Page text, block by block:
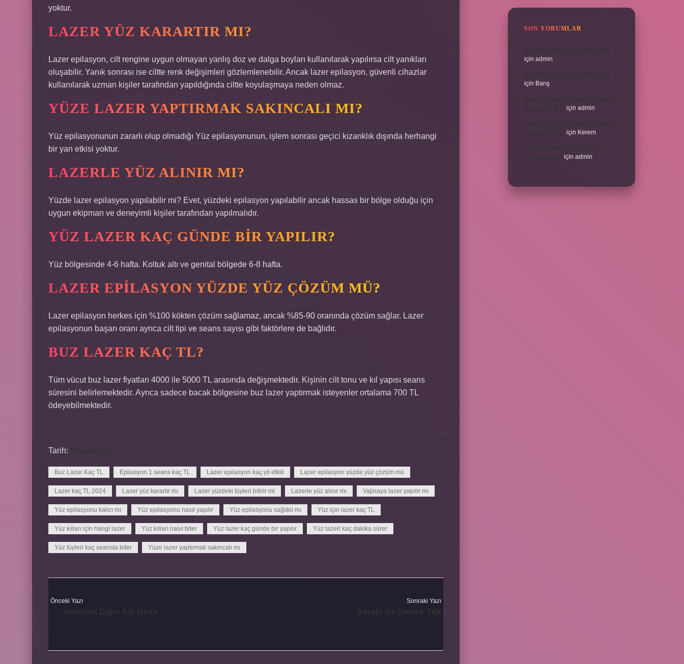
yoktur.
LAZER YÜZ KARARTIR MI?
Lazer epilasyon, cilt rengine uygun olmayan yanlış doz ve dalga boyları kullanılarak yapılırsa cilt yanıkları
oluşabilir. Yanık sonrası ise ciltte renk değişimleri gözlemlenebilir. Ancak lazer epilasyon, güvenli cihazlar
kullanılarak uzman kişiler tarafından yapıldığında ciltte koyulaşmaya neden olmaz.
YÜZE LAZER YAPTIRMAK SAKINCALI MI?
Yüz epilasyonunun zararlı olup olmadığı Yüz epilasyonunun, işlem sonrası geçici kızarıklık dışında herhangi
bir yan etkisi yoktur.
LAZERLE YÜZ ALINIR MI?
Yüzde lazer epilasyon yapılabilir mi? Evet, yüzdeki epilasyon yapılabilir ancak hassas bir bölge olduğu için
uygun ekipman ve deneyimli kişiler tarafından yapılmalıdır.
YÜZ LAZER KAÇ GÜNDE BIR YAPILIR?
Yüz bölgesinde 4-6 hafta. Koltuk altı ve genital bölgede 6-8 hafta.
LAZER EPILASYON YÜZDE YÜZ ÇÖZÜM MÜ?
Lazer epilasyon herkes için %100 kökten çözüm sağlamaz, ancak %85-90 oranında çözüm sağlar. Lazer
epilasyonun başarı oranı ayrıca cilt tipi ve seans sayısı gibi faktörlere de bağlıdır.
BUZ LAZER KAÇ TL?
Tüm vücut buz lazer fiyatları 4000 ile 5000 TL arasında değişmektedir. Kişinin cilt tonu ve kıl yapısı seans
süresini belirlemektedir. Ayrıca sadece bacak bölgesine buz lazer yaptırmak isteyenler ortalama 700 TL
ödeyebilmektedir.
Tarih:
Buz Lazer Kaç TL Epilasyon 1 seans kaç TL Lazer epilasyon kaç yıl etkili Lazer epilasyon yüzde yüz çözüm mü
Lazer kaç TL 2024 Lazer yüz karartır mı Lazer yüzdeki tüyleri bitirir mi Lazerle yüz alınır mı Vajinaya lazer yapılır mı
Yüz epilasyonu kalıcı mı Yüz epilasyonu nasıl yapılır Yüz epilasyonu sağlıklı mı Yüz için lazer kaç TL
Yüz kılları için hangi lazer Yüz kılları nasıl biter Yüz lazer kaç günde bir yapılır Yüz lazeri kaç dakika sürer
Yüz tüyleri kaç seansta biter Yüze lazer yaptırmak sakıncalı mı
Önceki Yazı Sonraki Yazı
SON YORUMLAR
için admin
için Barış
için admin
için Kerem
için admin